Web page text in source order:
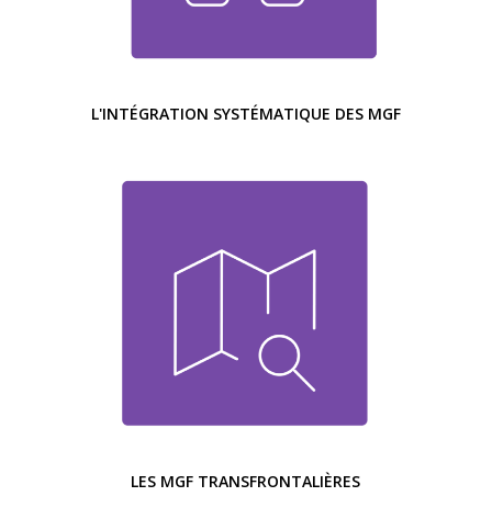
L'INTÉGRATION SYSTÉMATIQUE DES MGF
LES MGF TRANSFRONTALIÈRES